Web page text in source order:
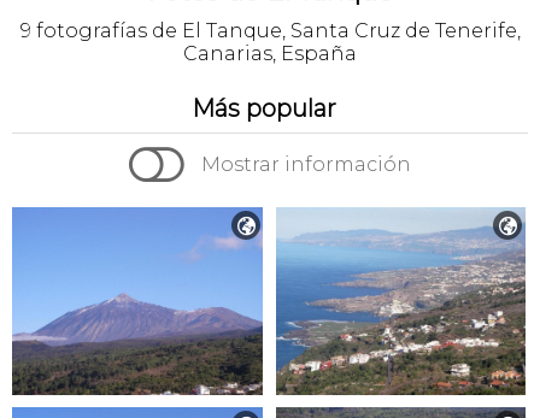
9 fotografías de El Tanque, Santa Cruz de Tenerife,
Canarias, España
Más popular
 Mostrar información
 